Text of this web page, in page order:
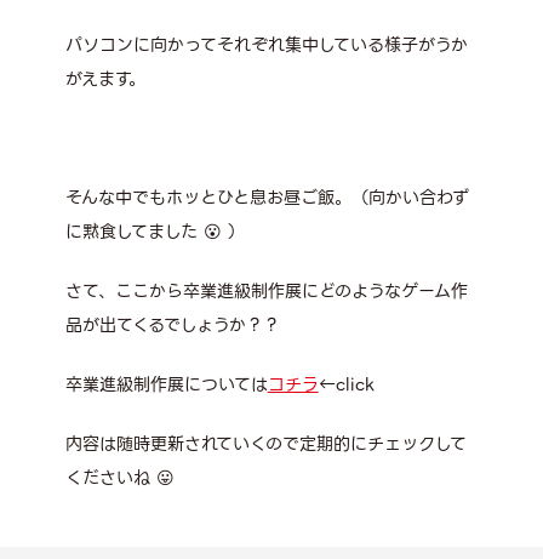
パソコンに向かってそれぞれ集中している様子がうか
がえます。
そんな中でもホッとひと息お昼ご飯。（向かい合わず
に黙食してました 😮 ）
さて、ここから卒業進級制作展にどのようなゲーム作
品が出てくるでしょうか？？
卒業進級制作展についてはコチラ←click
内容は随時更新されていくので定期的にチェックして
くださいね 😛